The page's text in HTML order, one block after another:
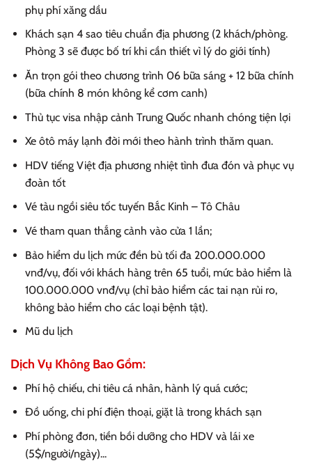
phụ phí xăng dầu
Khách sạn 4 sao tiêu chuẩn địa phương (2 khách/phòng.
Phòng 3 sẽ được bố trí khi cần thiết vì lý do giới tính)
Ăn trọn gói theo chương trình 06 bữa sáng + 12 bữa chính
(bữa chính 8 món không kể cơm canh)
Thủ tục visa nhập cảnh Trung Quốc nhanh chóng tiện lợi
Xe ôtô máy lạnh đời mới theo hành trình thăm quan.
HDV tiếng Việt địa phương nhiệt tình đưa đón và phục vụ
đoàn tốt
Vé tàu ngồi siêu tốc tuyến Bắc Kinh – Tô Châu
Vé tham quan thắng cảnh vào cửa 1 lần;
Bảo hiểm du lịch mức đền bù tối đa 200.000.000
vnđ/vụ, đối với khách hàng trên 65 tuổi, mức bảo hiểm là
100.000.000 vnđ/vụ (chỉ bảo hiểm các tai nạn rủi ro,
không bảo hiểm cho các loại bệnh tật).
Mũ du lịch
Dịch Vụ Không Bao Gồm:
Phí hộ chiếu, chi tiêu cá nhân, hành lý quá cước;
Đồ uống, chi phí điện thoại, giặt là trong khách sạn
Phí phòng đơn, tiền bồi dưỡng cho HDV và lái xe
(5$/người/ngày)...